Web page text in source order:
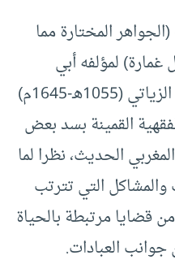
المختارة مما
لمؤلفه أبي
فارس عبد العزيز بن الحسن الزياتي (1055هـ-1645م)
القمينة بسد بعض
الحديث، نظرا لما
التي تترتب
قضايا مرتبطة بالحياة
جوانب العبادات.